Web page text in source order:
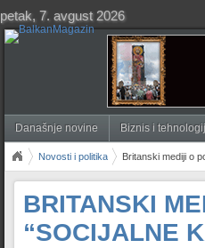
petak, 7. avgust 2026
Današnje novine Biznis i
Novosti i politika Britanski mediji o
BRITANSKI
“SOCIJALNE